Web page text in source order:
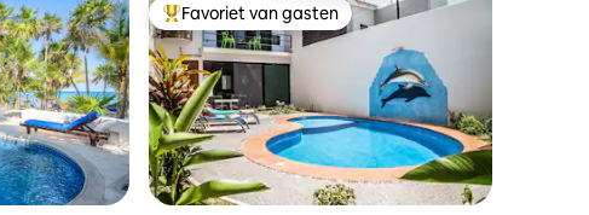
Topfavoriet van gasten
Favoriet van gasten